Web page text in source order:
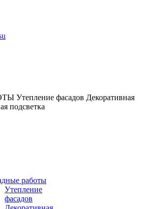
фасадов Декоративная
подсветка
работы
Утепление
фасадов